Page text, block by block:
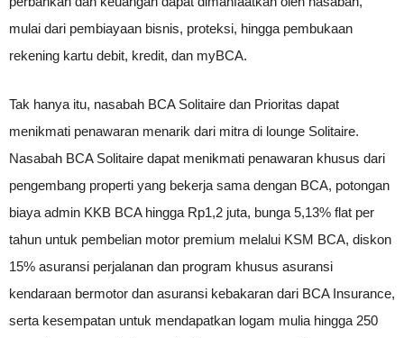
mulai dari pembiayaan bisnis, proteksi, hingga pembukaan
rekening kartu debit, kredit, dan myBCA.
Tak hanya itu, nasabah BCA Solitaire dan Prioritas dapat
menikmati penawaran menarik dari mitra di lounge Solitaire.
Nasabah BCA Solitaire dapat menikmati penawaran khusus dari
pengembang properti yang bekerja sama dengan BCA, potongan
biaya admin KKB BCA hingga Rp1,2 juta, bunga 5,13% flat per
tahun untuk pembelian motor premium melalui KSM BCA, diskon
15% asuransi perjalanan dan program khusus asuransi
kendaraan bermotor dan asuransi kebakaran dari BCA Insurance,
serta kesempatan untuk mendapatkan logam mulia hingga 250